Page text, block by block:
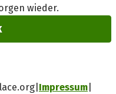
wieder.
Impressum